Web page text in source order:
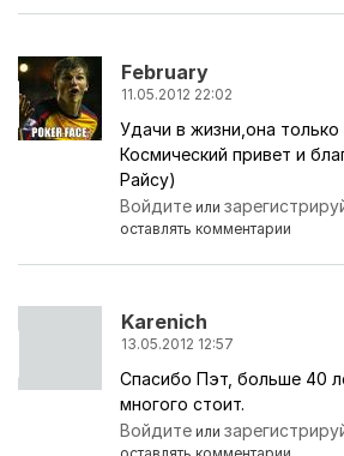
February
11.05.2012 22:02
Удачи в жизни,она
Космический привет и
Райсу)
Войдите или
оставлять комментарии
Karenich
13.05.2012 12:57
Спасибо Пэт, больше 40
многого стоит.
Войдите или